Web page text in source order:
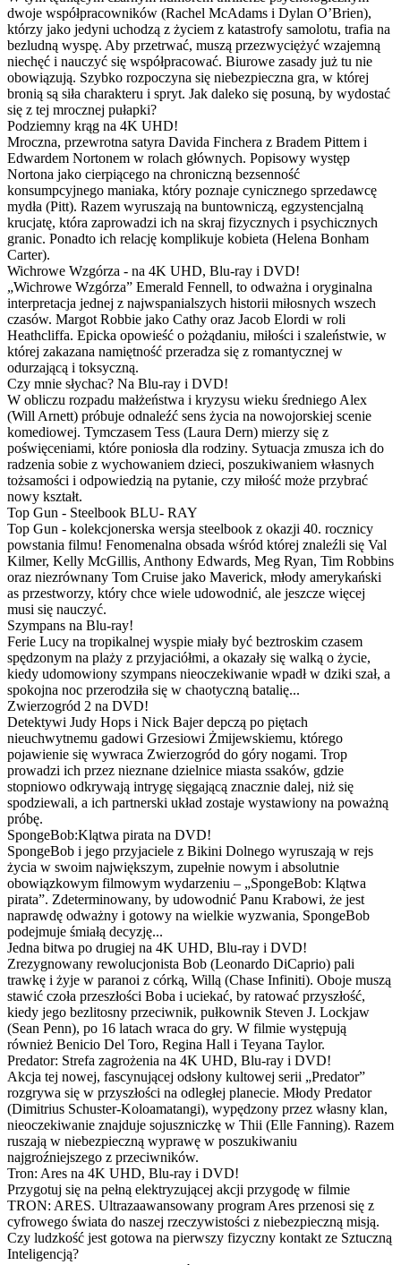
dwoje współpracowników (Rachel McAdams i Dylan O’Brien),
którzy jako jedyni uchodzą z życiem z katastrofy samolotu, trafia na
bezludną wyspę. Aby przetrwać, muszą przezwyciężyć wzajemną
niechęć i nauczyć się współpracować. Biurowe zasady już tu nie
obowiązują. Szybko rozpoczyna się niebezpieczna gra, w której
bronią są siła charakteru i spryt. Jak daleko się posuną, by wydostać
się z tej mrocznej pułapki?
Podziemny krąg na 4K UHD!
Mroczna, przewrotna satyra Davida Finchera z Bradem Pittem i
Edwardem Nortonem w rolach głównych. Popisowy występ
Nortona jako cierpiącego na chroniczną bezsenność
konsumpcyjnego maniaka, który poznaje cynicznego sprzedawcę
mydła (Pitt). Razem wyruszają na buntowniczą, egzystencjalną
krucjatę, która zaprowadzi ich na skraj fizycznych i psychicznych
granic. Ponadto ich relację komplikuje kobieta (Helena Bonham
Carter).
Wichrowe Wzgórza - na 4K UHD, Blu-ray i DVD!
„Wichrowe Wzgórza” Emerald Fennell, to odważna i oryginalna
interpretacja jednej z najwspanialszych historii miłosnych wszech
czasów. Margot Robbie jako Cathy oraz Jacob Elordi w roli
Heathcliffa. Epicka opowieść o pożądaniu, miłości i szaleństwie, w
której zakazana namiętność przeradza się z romantycznej w
odurzającą i toksyczną.
Czy mnie słychac? Na Blu-ray i DVD!
W obliczu rozpadu małżeństwa i kryzysu wieku średniego Alex
(Will Arnett) próbuje odnaleźć sens życia na nowojorskiej scenie
komediowej. Tymczasem Tess (Laura Dern) mierzy się z
poświęceniami, które poniosła dla rodziny. Sytuacja zmusza ich do
radzenia sobie z wychowaniem dzieci, poszukiwaniem własnych
tożsamości i odpowiedzią na pytanie, czy miłość może przybrać
nowy kształt.
Top Gun - Steelbook BLU- RAY
Top Gun - kolekcjonerska wersja steelbook z okazji 40. rocznicy
powstania filmu! Fenomenalna obsada wśród której znaleźli się Val
Kilmer, Kelly McGillis, Anthony Edwards, Meg Ryan, Tim Robbins
oraz niezrównany Tom Cruise jako Maverick, młody amerykański
as przestworzy, który chce wiele udowodnić, ale jeszcze więcej
musi się nauczyć.
Szympans na Blu-ray!
Ferie Lucy na tropikalnej wyspie miały być beztroskim czasem
spędzonym na plaży z przyjaciółmi, a okazały się walką o życie,
kiedy udomowiony szympans nieoczekiwanie wpadł w dziki szał, a
spokojna noc przerodziła się w chaotyczną batalię...
Zwierzogród 2 na DVD!
Detektywi Judy Hops i Nick Bajer depczą po piętach
nieuchwytnemu gadowi Grzesiowi Żmijewskiemu, którego
pojawienie się wywraca Zwierzogród do góry nogami. Trop
prowadzi ich przez nieznane dzielnice miasta ssaków, gdzie
stopniowo odkrywają intrygę sięgającą znacznie dalej, niż się
spodziewali, a ich partnerski układ zostaje wystawiony na poważną
próbę.
SpongeBob:Klątwa pirata na DVD!
SpongeBob i jego przyjaciele z Bikini Dolnego wyruszają w rejs
życia w swoim największym, zupełnie nowym i absolutnie
obowiązkowym filmowym wydarzeniu – „SpongeBob: Klątwa
pirata”. Zdeterminowany, by udowodnić Panu Krabowi, że jest
naprawdę odważny i gotowy na wielkie wyzwania, SpongeBob
podejmuje śmiałą decyzję...
Jedna bitwa po drugiej na 4K UHD, Blu-ray i DVD!
Zrezygnowany rewolucjonista Bob (Leonardo DiCaprio) pali
trawkę i żyje w paranoi z córką, Willą (Chase Infiniti). Oboje muszą
stawić czoła przeszłości Boba i uciekać, by ratować przyszłość,
kiedy jego bezlitosny przeciwnik, pułkownik Steven J. Lockjaw
(Sean Penn), po 16 latach wraca do gry. W filmie występują
również Benicio Del Toro, Regina Hall i Teyana Taylor.
Predator: Strefa zagrożenia na 4K UHD, Blu-ray i DVD!
Akcja tej nowej, fascynującej odsłony kultowej serii „Predator”
rozgrywa się w przyszłości na odległej planecie. Młody Predator
(Dimitrius Schuster-Koloamatangi), wypędzony przez własny klan,
nieoczekiwanie znajduje sojuszniczkę w Thii (Elle Fanning). Razem
ruszają w niebezpieczną wyprawę w poszukiwaniu
najgroźniejszego z przeciwników.
Tron: Ares na 4K UHD, Blu-ray i DVD!
Przygotuj się na pełną elektryzującej akcji przygodę w filmie
TRON: ARES. Ultrazaawansowany program Ares przenosi się z
cyfrowego świata do naszej rzeczywistości z niebezpieczną misją.
Czy ludzkość jest gotowa na pierwszy fizyczny kontakt ze Sztuczną
Inteligencją?